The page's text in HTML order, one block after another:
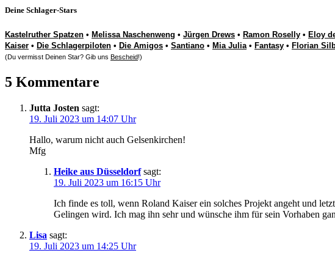
Deine Schlager-Stars
Kastelruther Spatzen • Melissa Naschenweng • Jürgen Drews • Ramon Roselly • Eloy
Kaiser • Die Schlagerpiloten • Die Amigos • Santiano • Mia Julia• Fantasy • Florian
(Du vermisst Deinen Star? Gib uns Bescheid!)
5 Kommentare
Jutta Josten sagt:
19. Juli 2023 um 14:07 Uhr
Hallo, warum nicht auch Gelsenkirchen!
Mfg
Heike aus Düsseldorf sagt:
19. Juli 2023 um 16:15 Uhr
Ich finde es toll, wenn Roland Kaiser ein solches Projekt angeht und
Gelingen wird. Ich mag ihn sehr und wünsche ihm für sein Vorhaben
Lisa sagt:
19. Juli 2023 um 14:25 Uhr